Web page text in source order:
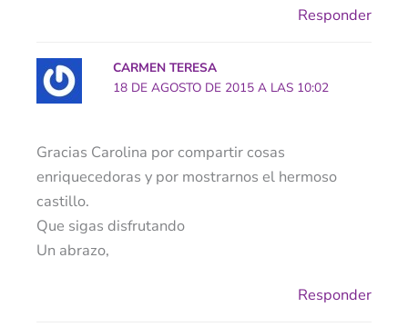
Responder
CARMEN TERESA
18 DE AGOSTO DE 2015 A LAS 10:02
Gracias Carolina por compartir cosas
enriquecedoras y por mostrarnos el hermoso
castillo.
Que sigas disfrutando
Un abrazo,
Responder